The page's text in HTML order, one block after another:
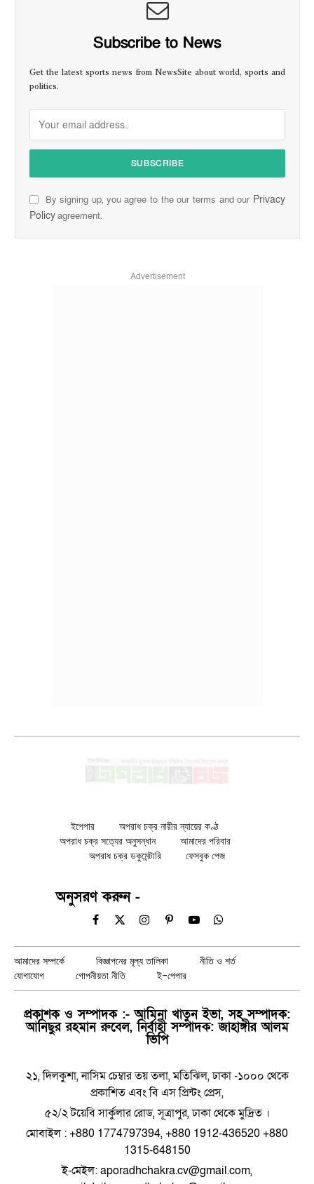
Subscribe to News
Get the latest sports news from NewsSite about world, sports and
politics.
By signing up, you agree to the our terms and our Privacy
Policyagreement.
Advertisement
ইপেপার
অপরাধ চক্র নারীর ন্যায়ের কণ্ঠ
অপরাধ চক্র সত্যের অনুসন্ধান
আমাদের পরিবার
অপরাধ চক্র ডকুমেন্টারি
ফেসবুক পেজ
অনুসরণ করুন -
Facebook
X
InstagramPinterestYouTubeWhatsApp
আমাদের সম্পর্কে বিজ্ঞাপনের মূল্য তালিকা
নীতি ও শর্ত
যোগাযোগ
গোপনীয়তা নীতি ই-পেপার
প্রকাশক ও সম্পাদক :- আমিনা খাতুন ইভা, সহ সম্পাদক:
আনিছুর রহমান রুবেল, নির্বাহী সম্পাদক: জাহাঙ্গীর আলম
ভিপি
২১, দিলকুশা, নাসিম চেম্বার তয় তলা, মতিঝিল, ঢাকা -১০০০ থেকে
প্রকাশিত এবং বি এস প্রিন্টং প্রেস,
৫২/২ টয়েবি সার্কুলার রোড, সূত্রাপুর, ঢাকা থেকে মুদ্রিত ।
মোবাইল : +880 1774797394, +880 1912-436520 +880
1315-648150
ই-মেইল: aporadhchakra.cv@gmail.com,